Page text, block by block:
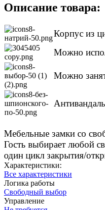
Описание товара:
Корпус из
Можно
Можно
Мебельные замки со
Гость выбирает любой
один цикл закрытия/
Характеристики:
Все характеристики
Логика работы
Свободный выбор
Управление